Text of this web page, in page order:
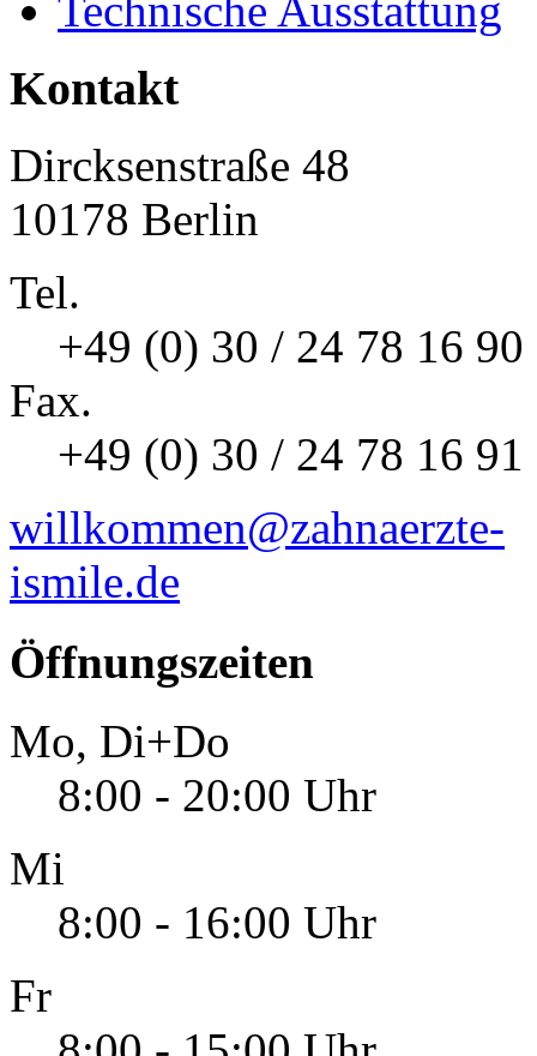
Kontakt
Dircksenstraße 48
10178 Berlin
Tel.
+49 (0) 30 / 24 78 16 90
Fax.
+49 (0) 30 / 24 78 16 91
willkommen@zahnaerzte-
ismile.de
Öffnungszeiten
Mo, Di+Do
8:00 - 20:00 Uhr
Mi
8:00 - 16:00 Uhr
Fr